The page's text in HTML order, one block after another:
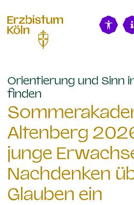
Orientierung und Sinn
finden
Altenberg
junge
Nachdenken
Glauben ein